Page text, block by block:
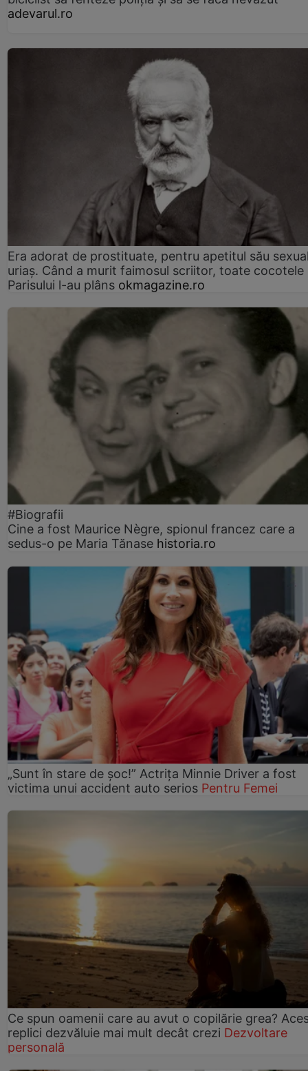
adevarul.ro
Era adorat de prostituate, pentru apetitul său
uriaș. Când a murit faimosul scriitor, toate cocotele
Parisului l-au plâns okmagazine.ro
#Biografii
Cine a fost Maurice Nègre, spionul francez care a
sedus-o pe Maria Tănase historia.ro
„Sunt în stare de șoc!” Actrița Minnie Driver a fost
victima unui accident auto serios Pentru Femei
Ce spun oamenii care au avut o copilărie grea?
replici dezvăluie mai mult decât crezi Dezvoltare
personală